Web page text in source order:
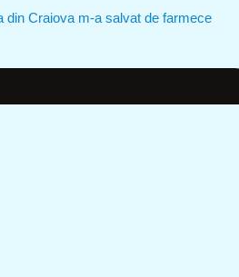
din Craiova m-a salvat de farmece